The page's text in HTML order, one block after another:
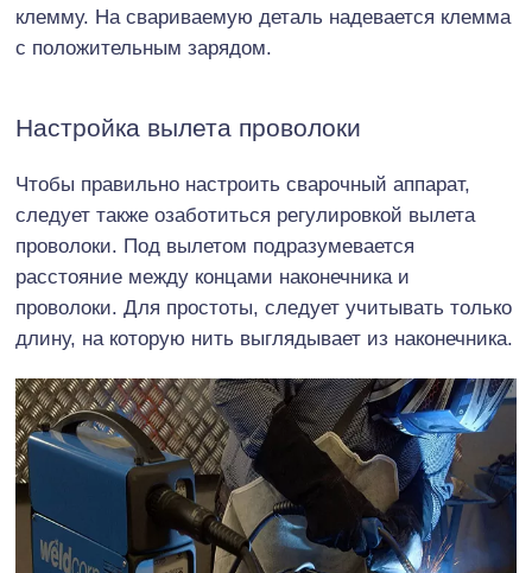
клемму. На свариваемую деталь надевается клемма
с положительным зарядом.
Настройка вылета проволоки
Чтобы правильно настроить сварочный аппарат,
следует также озаботиться регулировкой вылета
проволоки. Под вылетом подразумевается
расстояние между концами наконечника и
проволоки. Для простоты, следует учитывать только
длину, на которую нить выглядывает из наконечника.